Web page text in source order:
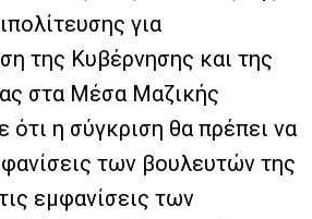
για
της Κυβέρνησης και της
στα Μέσα Μαζικής
ότι η σύγκριση θα πρέπει να
των βουλευτών της
εμφανίσεις των